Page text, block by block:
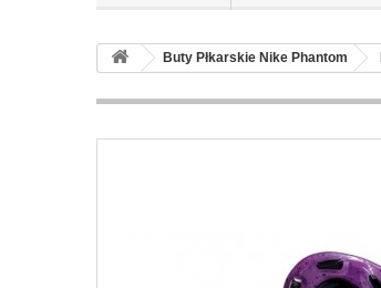
Buty Płkarskie Nike Phantom